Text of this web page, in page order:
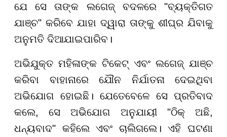
ଯେ ସେ ତାଙ୍କ ଲଗେଜ୍ ବଦଳରେ "ବ୍ୟକ୍ତିଗତ
ଯାଞ୍ଚ" କରିବେ ଯାହା ଦ୍ୱାରା ତାଙ୍କୁ ଶୀଘ୍ର ଯିବାକୁ
ଅନୁମତି ଦିଆଯାଇପାରିବ।
ଅଭିଯୁକ୍ତ ମହିଳାଙ୍କ ଟିକେଟ୍ ଏବଂ ଲଗେଜ୍ ଯାଞ୍ଚ
କରିବା ବାହାନାରେ ଯୌନ ନିର୍ଯାତନା ଦେଇଥିବା
ଅଭିଯୋଗ ହୋଇଛି। ଯେତେବେଳେ ସେ ପ୍ରତିବାଦ
କଲେ, ସେ ଅଭିଯୋଗ ଅନୁଯାୟୀ "ଠିକ୍ ଅଛି,
ଧନ୍ୟବାଦ" କହିଲେ ଏବଂ ଚାଲିଗଲେ। ଏହି ଘଟଣା